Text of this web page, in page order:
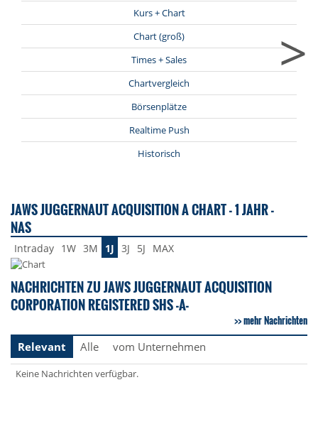
Kurs + Chart
Chart (groß)
Times + Sales
Chartvergleich
Börsenplätze
Realtime Push
Historisch
>
JAWS JUGGERNAUT ACQUISITION A CHART - 1 JAHR -
NAS
Intraday 1W 3M 1J 3J 5J MAX
NACHRICHTEN ZU JAWS JUGGERNAUT ACQUISITION
CORPORATION REGISTERED SHS -A-
mehr Nachrichten
Relevant
Alle vom Unternehmen
Keine Nachrichten verfügbar.